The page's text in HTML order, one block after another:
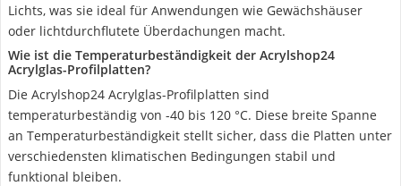
Lichts, was sie ideal für Anwendungen wie Gewächshäuser
oder lichtdurchflutete Überdachungen macht.
Wie ist die Temperaturbeständigkeit der Acrylshop24
Acrylglas-Profilplatten?
Die Acrylshop24 Acrylglas-Profilplatten sind
temperaturbeständig von -40 bis 120 °C. Diese breite Spanne
an Temperaturbeständigkeit stellt sicher, dass die Platten unter
verschiedensten klimatischen Bedingungen stabil und
funktional bleiben.